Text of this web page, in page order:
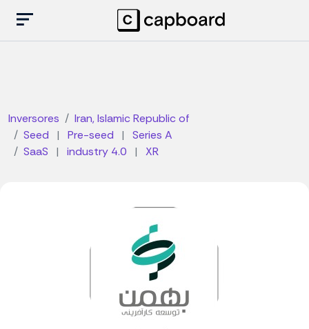
Inversores
Iran, Islamic Republic of
Seed
| Pre-seed |
Series A
SaaS
| industry 4.0 | XR